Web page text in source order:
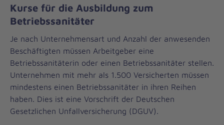
Kurse für die Ausbildung zum
Betriebssanitäter
Je nach Unternehmensart und Anzahl der anwesenden
Beschäftigten müssen Arbeitgeber eine
Betriebssanitäterin oder einen Betriebssanitäter stellen.
Unternehmen mit mehr als 1.500 Versicherten müssen
mindestens einen Betriebssanitäter in ihren Reihen
haben. Dies ist eine Vorschrift der Deutschen
Gesetzlichen Unfallversicherung (DGUV).